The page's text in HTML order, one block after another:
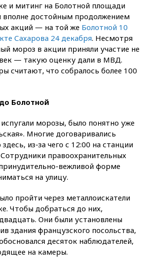
и митинг на Болотной площади
вполне достойным продолжением
акций — на той же Болотной 10
Сахарова 24 декабря. Несмотря
мороз в акции приняли участие не
— такую оценку дали в МВД.
считают, что собралось более 100
Болотной
морозы, было понятно уже
Многие договаривались
из-за чего с 12:00 на станции
правоохранительных
вежливой форме
на улицу.
пройти через металлоискатели
Чтобы добраться до них,
Они были установлены
здания французского посольства,
десяток наблюдателей,
на камеры.